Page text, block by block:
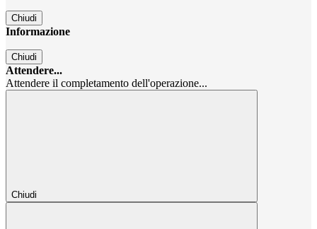
Chiudi
Informazione
Chiudi
Attendere...
Attendere il completamento dell'operazione...
Chiudi